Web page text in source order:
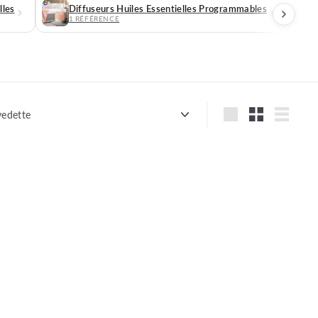
Diffuseurs Huiles Essentielles Programmables
1 RÉFÉRENCE